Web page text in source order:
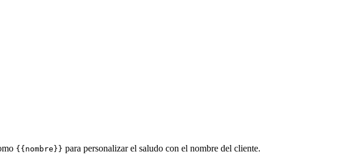
{{nombre}} para personalizar el saludo con el nombre del cliente.